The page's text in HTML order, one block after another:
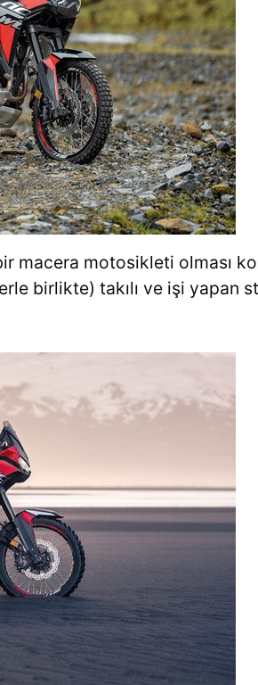
macera motosikleti olması
birlikte) takılı ve işi yapan